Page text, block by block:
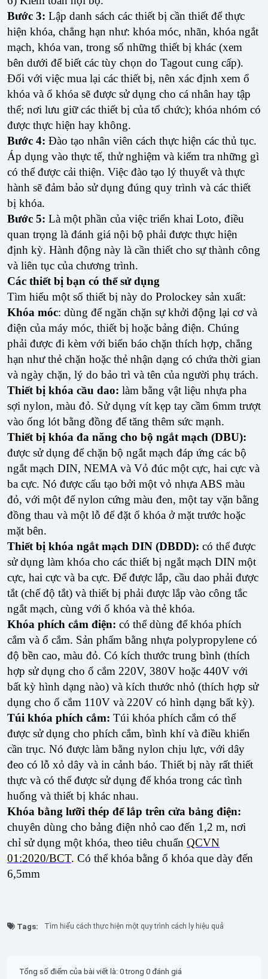
Bước 3: Lập danh sách các thiết bị cần thiết để thực
hiện khóa, chẳng hạn như: khóa móc, nhãn, khóa ngắt
mạch, khóa van, trong số những thiết bị khác (xem
bên dưới để biết các tùy chọn do Tagout cung cấp).
Đối với việc mua lại các thiết bị, nên xác định xem ổ
khóa và ổ khóa sẽ được sử dụng cho cá nhân hay tập
thể; nơi lưu giữ các thiết bị của tổ chức); khóa nhóm có
được thực hiện hay không.
Bước 4: Đào tạo nhân viên cách thực hiện các thủ tục.
Áp dụng vào thực tế, thử nghiệm và kiểm tra những gì
có thể được cải thiện. Việc đào tạo lý thuyết và thực
hành sẽ đảm bảo sử dụng đúng quy trình và các thiết
bị khóa.
Bước 5: Là một phần của việc triển khai Loto, điều
quan trọng là đánh giá nội bộ phải được thực hiện
định kỳ. Hành động này là cần thiết cho sự thành công
và liên tục của chương trình.
Các thiết bị bạn có thể sử dụng
Tìm hiểu một số thiết bị này do Prolockey sản xuất:
Khóa móc: dùng để ngăn chặn sự khởi động lại cơ và
điện của máy móc, thiết bị hoặc bảng điện. Chúng
phải được đi kèm với biển báo chặn thích hợp, chẳng
hạn như thẻ chặn hoặc thẻ nhận dạng có chứa thời gian
và ngày chặn, lý do bảo trì và tên của người phụ trách.
Thiết bị khóa cầu dao: làm bằng vật liệu nhựa pha
sợi nylon, màu đỏ. Sử dụng vít kẹp tay cầm 6mm trượt
vào ống lót bằng đồng để tăng thêm sức mạnh.
Thiết bị khóa đa năng cho bộ ngắt mạch (DBU):
được sử dụng để chặn bộ ngắt mạch đáp ứng các bộ
ngắt mạch DIN, NEMA và Vỏ đúc một cực, hai cực và
ba cực. Nó được cấu tạo bởi một vỏ nhựa ABS màu
đỏ, với một đế nylon cứng màu đen, một tay vặn bằng
đồng thau và một lỗ để đặt ổ khóa ở mặt trước hoặc
mặt bên.
Thiết bị khóa ngắt mạch DIN (DBDD): có thể được
sử dụng làm khóa cho các thiết bị ngắt mạch DIN một
cực, hai cực và ba cực. Để được lắp, cầu dao phải được
tắt (chế độ tắt) và thiết bị phải được lắp vào công tắc
ngắt mạch, cùng với ổ khóa và thẻ khóa.
Khóa phích cắm điện: có thể dùng để khóa phích
cắm và ổ cắm. Sản phẩm bằng nhựa polypropylene có
độ bền cao, màu đỏ. Có kích thước trung bình (thích
hợp sử dụng cho ổ cắm 220V, 380V hoặc 440V với
bất kỳ hình dạng nào) và kích thước nhỏ (thích hợp sử
dụng cho ổ cắm 110V và 220V có hình dạng bất kỳ).
Túi khóa phích cắm: Túi khóa phích cắm có thể
được sử dụng cho phích cắm, bình khí và điều khiển
cần trục. Nó được làm bằng nylon chịu lực, với dây
đeo có lỗ xỏ dây và in cảnh báo. Thiết bị này rất thiết
thực và có thể được sử dụng để khóa trong các tình
huống và thiết bị khác nhau.
Khóa bằng lưỡi thép để lắp trên cửa bảng điện:
chuyên dùng cho bảng điện nhỏ cao đến 1,2 m, nơi
chỉ sử dụng một khóa, theo tiêu chuẩn QCVN
01:2020/BCT. Có thể khóa bằng ổ khóa que dày đến
6,5mm
Tags: Tìm hiểu cách thực hiện một quy trình cách ly hiệu quả
Tổng số điểm của bài viết là: 0 trong 0 đánh giá